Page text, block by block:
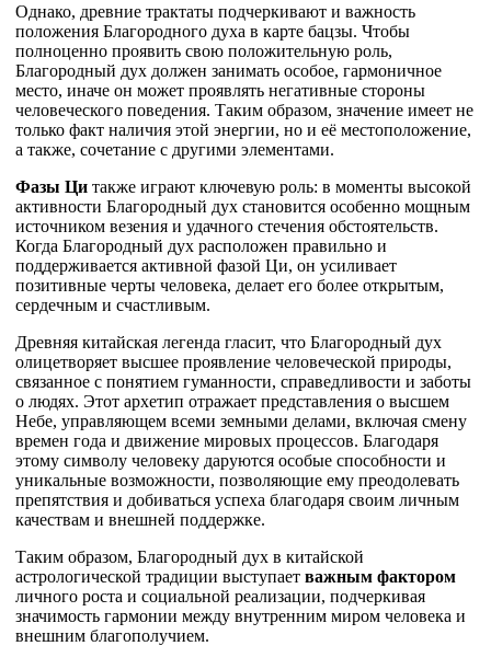
Однако, древние трактаты подчеркивают и важность
положения Благородного духа в карте бацзы. Чтобы
полноценно проявить свою положительную роль,
Благородный дух должен занимать особое, гармоничное
место, иначе он может проявлять негативные стороны
человеческого поведения. Таким образом, значение имеет не
только факт наличия этой энергии, но и её местоположение,
а также, сочетание с другими элементами.
Фазы Ци также играют ключевую роль: в моменты высокой
активности Благородный дух становится особенно мощным
источником везения и удачного стечения обстоятельств.
Когда Благородный дух расположен правильно и
поддерживается активной фазой Ци, он усиливает
позитивные черты человека, делает его более открытым,
сердечным и счастливым.
Древняя китайская легенда гласит, что Благородный дух
олицетворяет высшее проявление человеческой природы,
связанное с понятием гуманности, справедливости и заботы
о людях. Этот архетип отражает представления о высшем
Небе, управляющем всеми земными делами, включая смену
времен года и движение мировых процессов. Благодаря
этому символу человеку даруются особые способности и
уникальные возможности, позволяющие ему преодолевать
препятствия и добиваться успеха благодаря своим личным
качествам и внешней поддержке.
Таким образом, Благородный дух в китайской
астрологической традиции выступает важным фактором
личного роста и социальной реализации, подчеркивая
значимость гармонии между внутренним миром человека и
внешним благополучием.